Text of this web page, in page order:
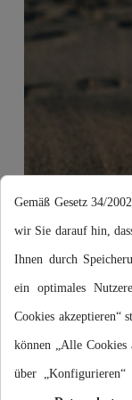
Gemäß Gesetz 34/
wir Sie darauf hin,
Ihnen durch
ein optimales
Cookies akzeptieren“
können „Alle Cookies
über